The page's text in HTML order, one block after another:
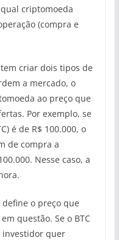
criptomoeda
(compra e
criar dois tipos de
a mercado, o
ao preço que
Por exemplo, se
é de R$ 100.000, o
de compra a
Nesse caso, a
o preço que
questão. Se o BTC
investidor quer